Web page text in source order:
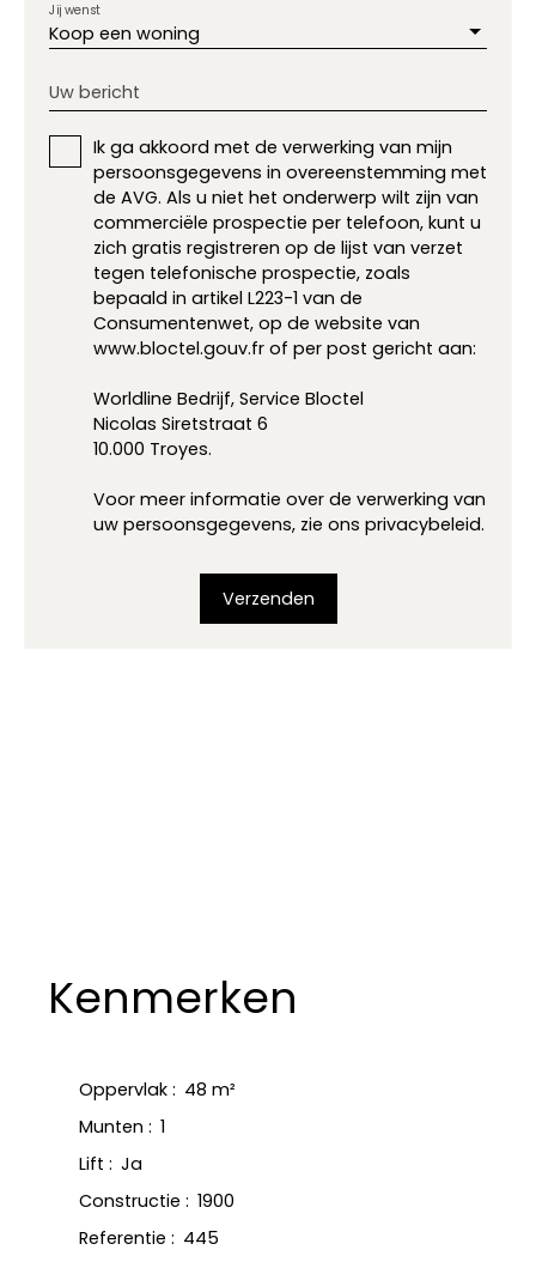
Koop een woning
Jij wenst
Uw bericht
Ik ga akkoord met de verwerking van mijn
persoonsgegevens in overeenstemming met
de AVG. Als u niet het onderwerp wilt zijn van
commerciële prospectie per telefoon, kunt u
zich gratis registreren op de lijst van verzet
tegen telefonische prospectie, zoals
bepaald in artikel L223-1 van de
Consumentenwet, op de website van
www.bloctel.gouv.fr of per post gericht aan:
Worldline Bedrijf, Service Bloctel
Nicolas Siretstraat 6
10.000 Troyes.
Voor meer informatie over de verwerking van
uw persoonsgegevens, zie ons privacybeleid.
Verzenden
Kenmerken
Oppervlak : 48 m²
Munten : 1
Lift : Ja
Constructie : 1900
Referentie : 445